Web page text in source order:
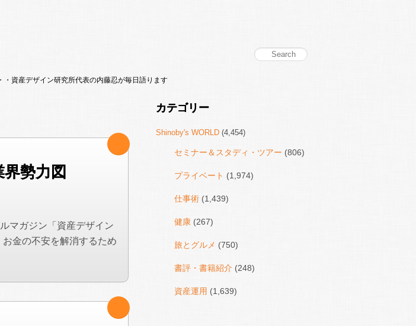
資産デザイン研究所代表の内藤忍が毎日語ります
勢力図
マガジン「資産デザイン
金の不安を解消するため
カテゴリー
Shinoby's WORLD (4,454)
セミナー＆スタディ・ツアー (806)
プライベート (1,974)
仕事術 (1,439)
健康 (267)
旅とグルメ (750)
書評・書籍紹介 (248)
資産運用 (1,639)